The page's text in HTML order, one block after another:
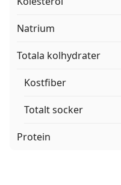
Natrium
Totala kolhydrater
Kostfiber
Totalt socker
Protein